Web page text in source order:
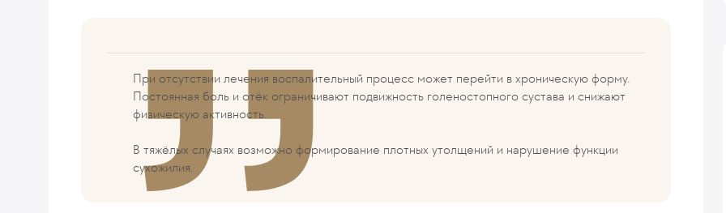
При отсутствии лечения воспалительный процесс может перейти в хроническую форму.
Постоянная боль и отёк ограничивают подвижность голеностопного сустава и снижают
физическую активность.
В тяжёлых случаях возможно формирование плотных утолщений и нарушение функции
сухожилия.